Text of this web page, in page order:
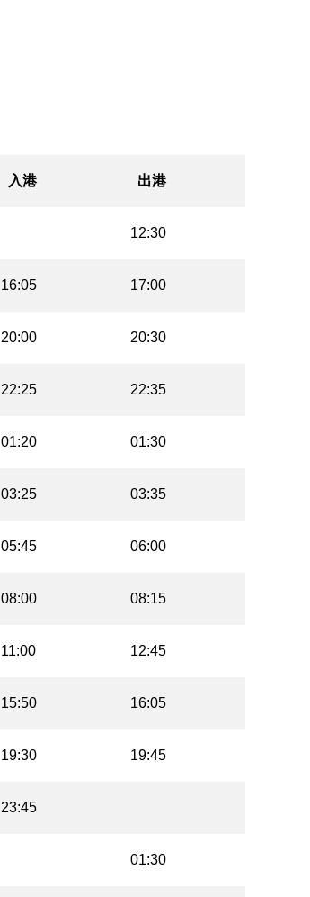
入港 出港
12:30
16:05 17:00
20:00 20:30
22:25 22:35
01:20 01:30
03:25 03:35
05:45 06:00
08:00 08:15
11:00 12:45
15:50 16:05
19:30 19:45
23:45
01:30